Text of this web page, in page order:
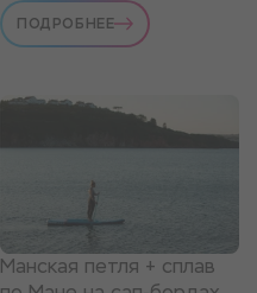
ПОДРОБНЕЕ
Манская петля + сплав